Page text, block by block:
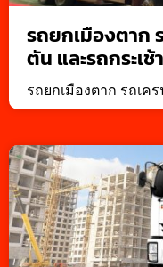
รถยกเมืองตาก
ตัน และรถกระเ
รถยกเมืองตาก รถเค